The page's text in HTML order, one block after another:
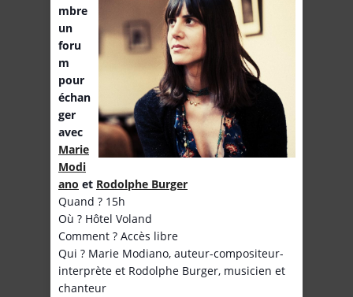
mbre
un
foru
m
pour
échan
ger
avec
Marie
Modi
ano et Rodolphe Burger
Quand ? 15h
Où ? Hôtel Voland
Comment ? Accès libre
Qui ? Marie Modiano, auteur-compositeur-
interprète et Rodolphe Burger, musicien et
chanteur